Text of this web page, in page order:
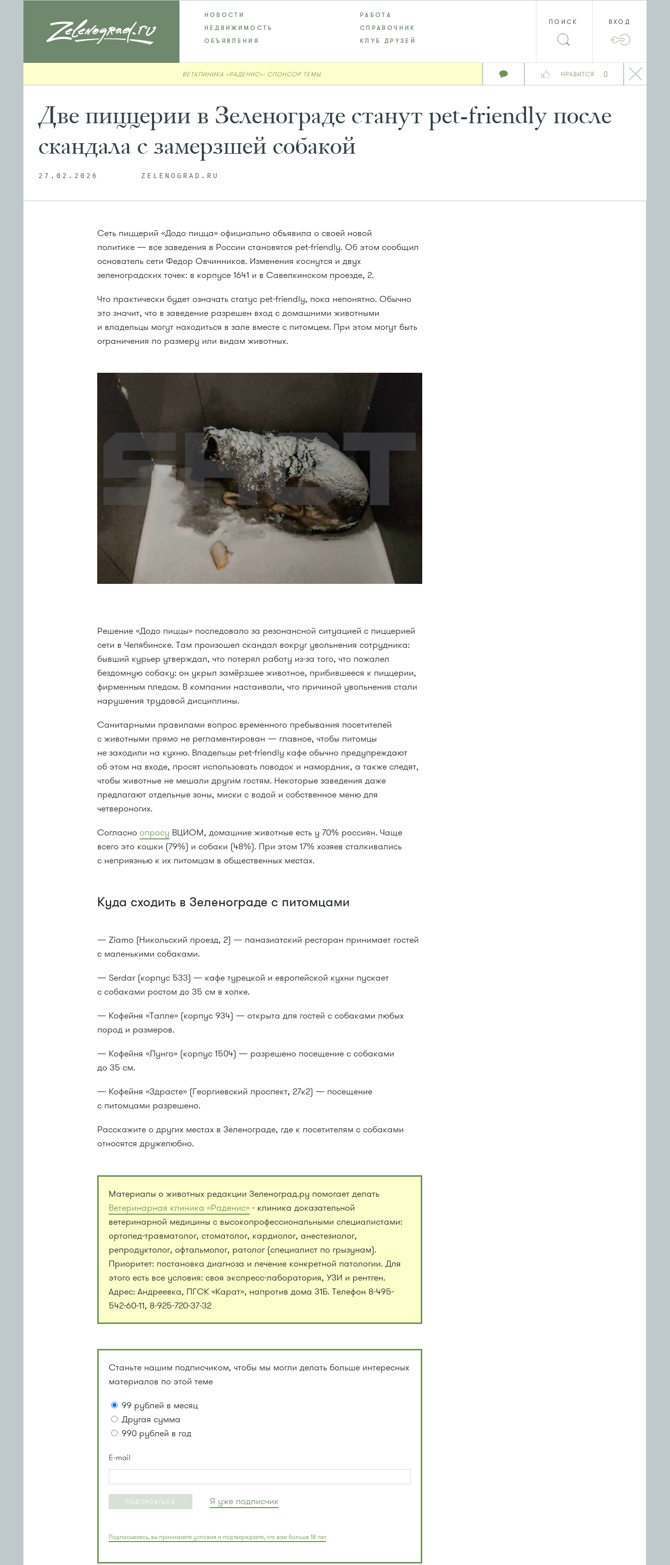
ВЕТКЛИНИКА «РАДЕНИС»: СПОНСОР ТЕМЫ НРАВИТСЯ 0
НОВОСТИ
РАБОТА
НЕДВИЖИМОСТЬ
СПРАВОЧНИК
ОБЪЯВЛЕНИЯ
КЛУБ ДРУЗЕЙ
ПОИСК ВХОД
Две пиццерии в Зеленограде станут pet-friendly после
скандала с замерзшей собакой
27.02.2026 ZELENOGRAD.RU
Сеть пиццерий «Додо пицца» официально объявила о своей новой
политике — все заведения в России становятся pet-friendly. Об этом сообщил
основатель сети Федор Овчинников. Изменения коснутся и двух
зеленоградских точек: в корпусе 1641 и в Савелкинском проезде, 2.
Что практически будет означать статус pet-friendly, пока непонятно. Обычно
это значит, что в заведение разрешен вход с домашними животными
и владельцы могут находиться в зале вместе с питомцем. При этом могут быть
ограничения по размеру или видам животных.
Решение «Додо пиццы» последовало за резонансной ситуацией с пиццерией
сети в Челябинске. Там произошел скандал вокруг увольнения сотрудника:
бывший курьер утверждал, что потерял работу из-за того, что пожалел
бездомную собаку: он укрыл замёрзшее животное, прибившееся к пиццерии,
фирменным пледом. В компании настаивали, что причиной увольнения стали
нарушения трудовой дисциплины.
Санитарными правилами вопрос временного пребывания посетителей
с животными прямо не регламентирован — главное, чтобы питомцы
не заходили на кухню. Владельцы pet-friendly кафе обычно предупреждают
об этом на входе, просят использовать поводок и намордник, а также следят,
чтобы животные не мешали другим гостям. Некоторые заведения даже
предлагают отдельные зоны, миски с водой и собственное меню для
четвероногих.
Согласноопросу ВЦИОМ, домашние животные есть у 70% россиян. Чаще
всего это кошки (79%) и собаки (48%). При этом 17% хозяев сталкивались
с неприязнью к их питомцам в общественных местах.
Куда сходить в Зеленограде с питомцами
— Ziamo (Никольский проезд, 2) — паназиатский ресторан принимает гостей
с маленькими собаками.
— Serdar (корпус 533) — кафе турецкой и европейской кухни пускает
с собаками ростом до 35 см в холке.
— Кофейня «Талле» (корпус 934) — открыта для гостей с собаками любых
пород и размеров.
— Кофейня «Лунго» (корпус 1504) — разрешено посещение с собаками
до 35 см.
— Кофейня «Здрасте» (Георгиевский проспект, 27к2) — посещение
с питомцами разрешено.
Расскажите о других местах в Зеленограде, где к посетителям с собаками
относятся дружелюбно.
Материалы о животных редакции Зеленоград.ру помогает делать
Ветеринарная клиника «Раденис» - клиника доказательной
ветеринарной медицины с высокопрофессиональными специалистами:
ортопед-травматолог, стоматолог, кардиолог, анестезиолог,
репродуктолог, офтальмолог, ратолог (специалист по грызунам).
Приоритет: постановка диагноза и лечение конкретной патологии. Для
этого есть все условия: своя экспресс-лаборатория, УЗИ и рентген.
Адрес: Андреевка, ПГСК «Карат», напротив дома 31Б. Телефон 8-495-
542-60-11, 8-925-720-37-32
Станьте нашим подписчиком, чтобы мы могли делать больше интересных
материалов по этой теме
99 рублей в месяц
Другая сумма
990 рублей в год
E-mail
ПОДПИСАТЬСЯ Я уже подписчик
Подписываясь, вы принимаете условия и подтверждаете, что вам больше 18 лет